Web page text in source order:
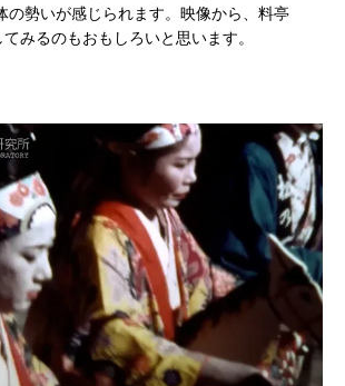
の勢いが感じられます。映像から、料亭
みるのもおもしろいと思います。